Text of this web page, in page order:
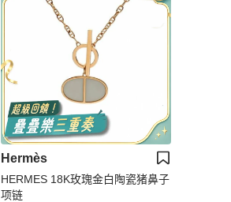
Hermès
HERMES 18K玫瑰金白陶瓷猪鼻子
项链